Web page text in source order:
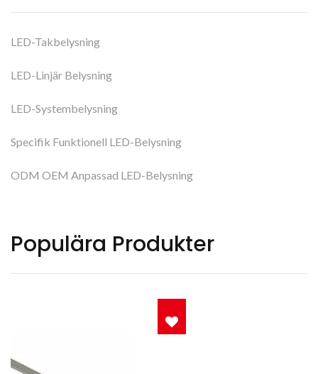
LED-Takbelysning
LED-Linjär Belysning
LED-Systembelysning
Specifik Funktionell LED-Belysning
ODM OEM Anpassad LED-Belysning
Populära Produkter